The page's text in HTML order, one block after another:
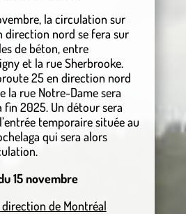
la circulation sur
direction nord se fera sur
de béton, entre
et la rue Sherbrooke.
25 en direction nord
la rue Notre-Dame sera
fin 2025. Un détour sera
temporaire située au
qui sera alors
15 novembre
de Montréal